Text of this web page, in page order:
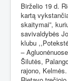
Birželio 19 d.
kartą
skaitymai”,
savivaldybės
klubu
–
Šilutės,
rajono,